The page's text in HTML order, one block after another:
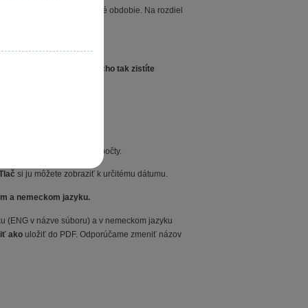
dokladov za dané obdobie. Na rozdiel
MD a DAL. Jednoducho tak zistíte
interných dokladov a ich počty.
si ju môžete zobraziť k určitému dátumu.
a nemeckom jazyku.
(ENG v názve súboru) a v nemeckom jazyku
ako uložiť do PDF. Odporúčame zmeniť názov